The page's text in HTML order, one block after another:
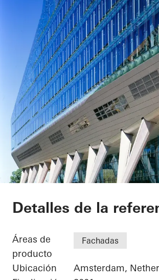
ING Group
Detalles de la
Áreas de
producto
Fachadas
Ubicación
Amsterdam,